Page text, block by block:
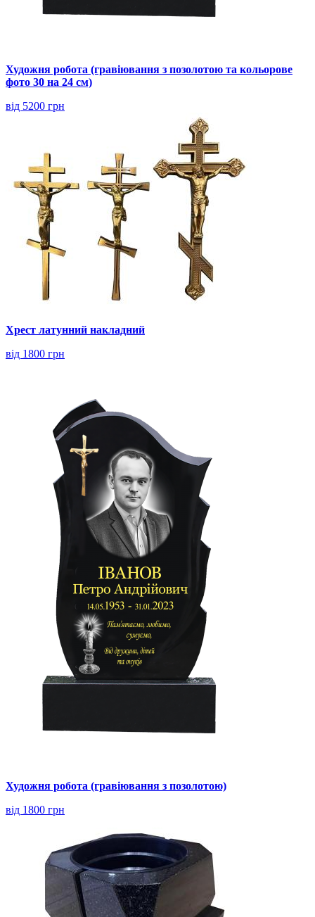
Художня робота (гравіювання з позолотою та кольорове
фото 30 на 24 см)
від 5200 грн
Хрест латунний накладний
від 1800 грн
Художня робота (гравіювання з позолотою)
від 1800 грн